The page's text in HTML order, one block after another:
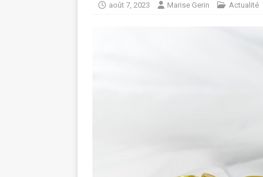
août 7, 2023 Marise Gerin Actualité